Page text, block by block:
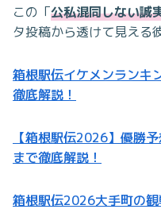
この「公私混同しない誠
タ投稿から透けて見える
箱根駅伝イケメンランキ
徹底解説！
【箱根駅伝2026】優勝
まで徹底解説！
箱根駅伝2026大手町の